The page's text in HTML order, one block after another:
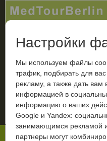
Ваш диагноз
Вы тут: Старт
Настройки
Мы используем файлы
трафик, подбирать для
рекламу, а также дать вам
информацией в
информацию о ваших
Google и Yandex:
занимающимся рекламой
партнеры могут